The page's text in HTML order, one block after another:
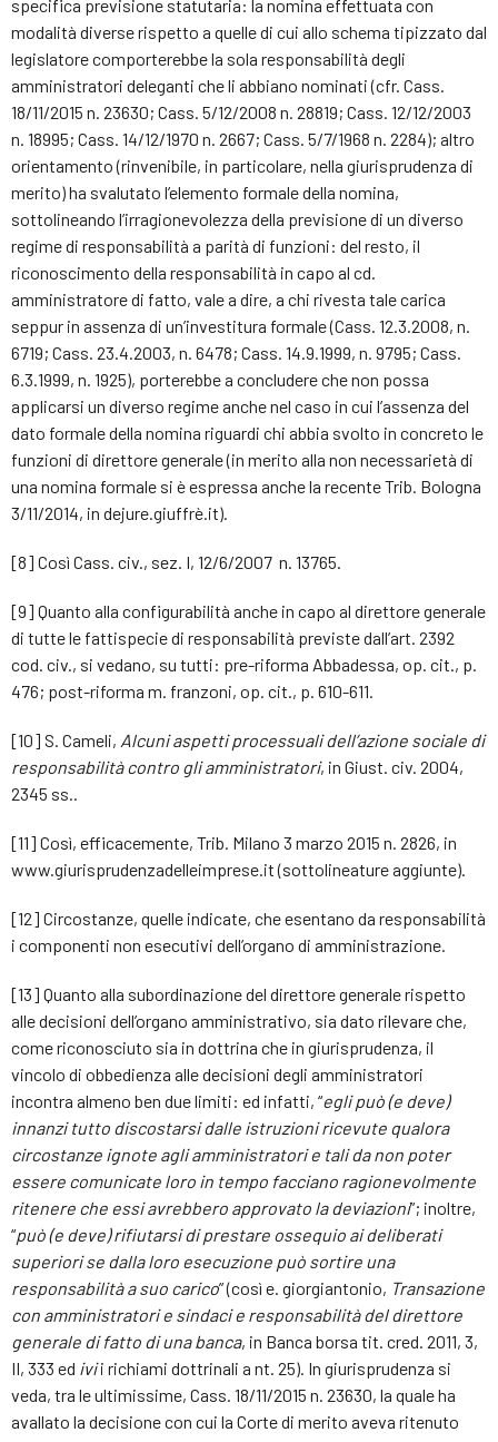
specifica previsione statutaria: la nomina effettuata con
modalità diverse rispetto a quelle di cui allo schema tipizzato dal
legislatore comporterebbe la sola responsabilità degli
amministratori deleganti che li abbiano nominati (cfr. Cass.
18/11/2015 n. 23630; Cass. 5/12/2008 n. 28819; Cass. 12/12/2003
n. 18995; Cass. 14/12/1970 n. 2667; Cass. 5/7/1968 n. 2284); altro
orientamento (rinvenibile, in particolare, nella giurisprudenza di
merito) ha svalutato l’elemento formale della nomina,
sottolineando l’irragionevolezza della previsione di un diverso
regime di responsabilità a parità di funzioni: del resto, il
riconoscimento della responsabilità in capo al cd.
amministratore di fatto, vale a dire, a chi rivesta tale carica
seppur in assenza di un’investitura formale (Cass. 12.3.2008, n.
6719; Cass. 23.4.2003, n. 6478; Cass. 14.9.1999, n. 9795; Cass.
6.3.1999, n. 1925), porterebbe a concludere che non possa
applicarsi un diverso regime anche nel caso in cui l’assenza del
dato formale della nomina riguardi chi abbia svolto in concreto le
funzioni di direttore generale (in merito alla non necessarietà di
una nomina formale si è espressa anche la recente Trib. Bologna
3/11/2014, in dejure.giuffrè.it).
[8] Così Cass. civ., sez. I, 12/6/2007 n. 13765.
[9] Quanto alla configurabilità anche in capo al direttore generale
di tutte le fattispecie di responsabilità previste dall’art. 2392
cod. civ., si vedano, su tutti: pre-riforma Abbadessa, op. cit., p.
476; post-riforma m. franzoni, op. cit., p. 610-611.
[10] S. Cameli, Alcuni aspetti processuali dell’azione sociale di
responsabilità contro gli amministratori, in Giust. civ. 2004,
2345 ss..
[11] Così, efficacemente, Trib. Milano 3 marzo 2015 n. 2826, in
www.giurisprudenzadelleimprese.it (sottolineature aggiunte).
[12] Circostanze, quelle indicate, che esentano da responsabilità
i componenti non esecutivi dell’organo di amministrazione.
[13] Quanto alla subordinazione del direttore generale rispetto
alle decisioni dell’organo amministrativo, sia dato rilevare che,
come riconosciuto sia in dottrina che in giurisprudenza, il
vincolo di obbedienza alle decisioni degli amministratori
incontra almeno ben due limiti: ed infatti, “egli può (e deve)
innanzi tutto discostarsi dalle istruzioni ricevute qualora
circostanze ignote agli amministratori e tali da non poter
essere comunicate loro in tempo facciano ragionevolmente
ritenere che essi avrebbero approvato la deviazioni”; inoltre,
“può (e deve) rifiutarsi di prestare ossequio ai deliberati
superiori se dalla loro esecuzione può sortire una
responsabilità a suo carico” (così e. giorgiantonio, Transazione
con amministratori e sindaci e responsabilità del direttore
generale di fatto di una banca, in Banca borsa tit. cred. 2011, 3,
II, 333 ed ivii richiami dottrinali a nt. 25). In giurisprudenza si
veda, tra le ultimissime, Cass. 18/11/2015 n. 23630, la quale ha
avallato la decisione con cui la Corte di merito aveva ritenuto